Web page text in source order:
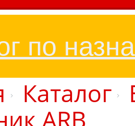
по
Каталог
ARB